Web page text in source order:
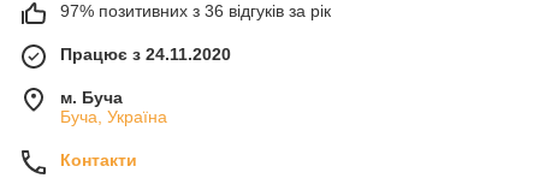
97% позитивних з 36 відгуків за рік
Працює з 24.11.2020
м. Буча
Буча, Україна
Контакти